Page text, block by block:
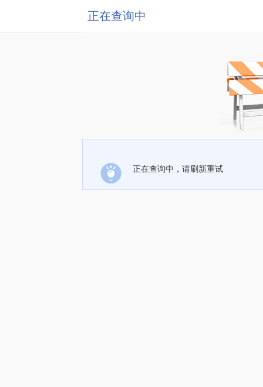
正在查询中
正在查询中，请刷新重试